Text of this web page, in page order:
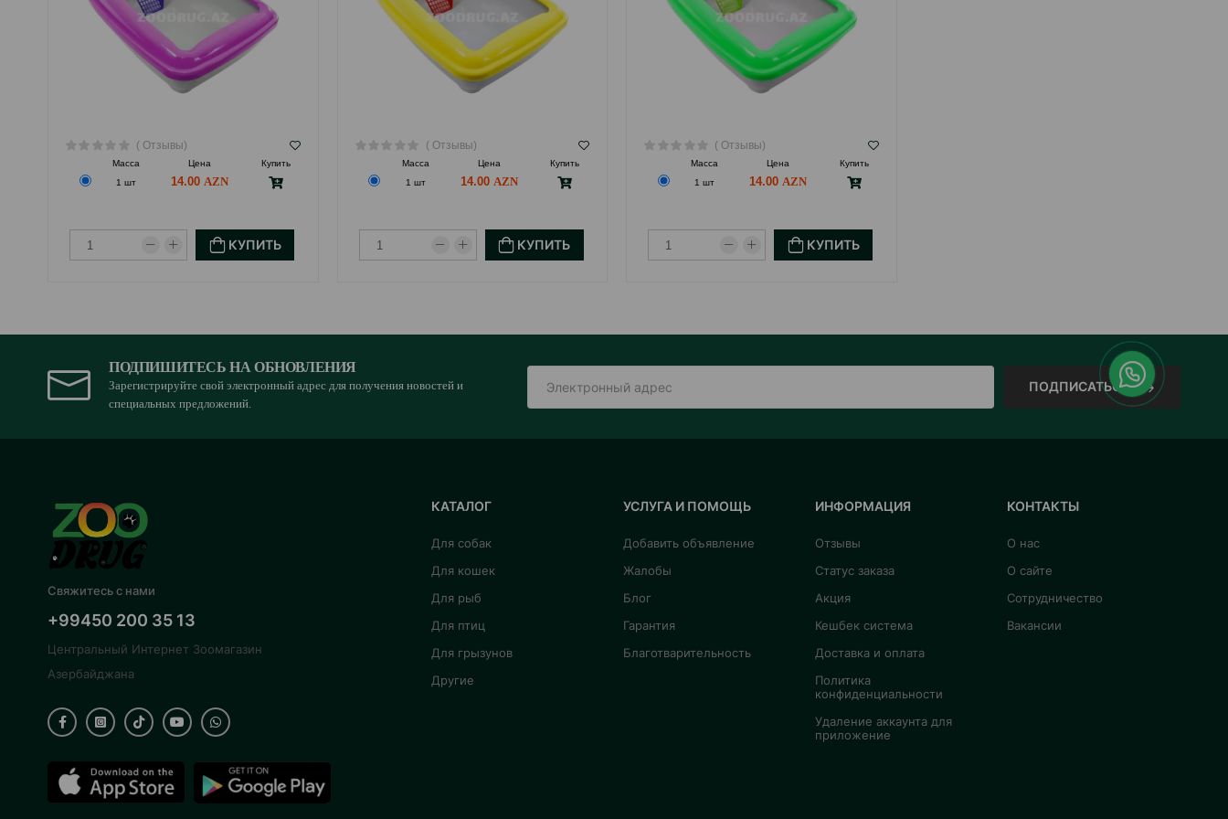
( Отзывы)
Масса Цена
Купить
1 шт
14.00
КУПИТЬ
( Отзывы)
Масса Цена
Купить
1 шт
14.00
КУПИТЬ
( Отзывы)
Масса Цена
Купить
1 шт
14.00
КУПИТЬ
ПОДПИШИТЕСЬ НА ОБНОВЛЕНИЯ
Зарегистрируйте свой электронный адрес для получения новостей и
специальных предложений.
ПОДПИСАТЬСЯ
Свяжитесь с нами
+99450 200 35 13
Центральный Интернет Зоомагазин
Азербайджана
КАТАЛОГ
Для собак
Для кошек
Для рыб
Для птиц
Для грызунов
Другие
УСЛУГА И ПОМОЩЬ
Добавить объявление
Жалобы
Блог
Гарантия
Благотварительность
ИНФОРМАЦИЯ
Отзывы
Статус заказа
Акция
Кешбек система
Доставка и оплата
Политика
конфиденциальности
Удаление аккаунта для
приложение
КОНТАКТЫ
О нас
О сайте
Сотрудничество
Вакансии